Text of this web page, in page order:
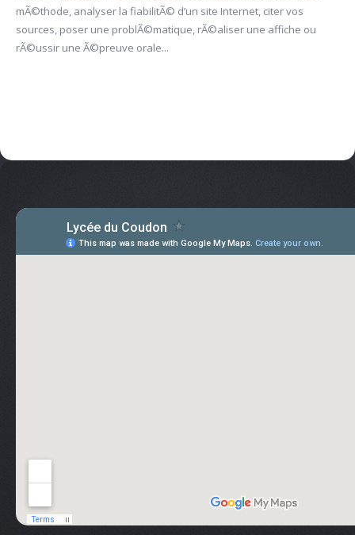
mÃ©thode, analyser la fiabilitÃ© d’un site Internet, citer vos
sources, poser une problÃ©matique, rÃ©aliser une affiche ou
rÃ©ussir une Ã©preuve orale...